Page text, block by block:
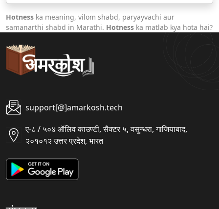
Hotness ka meaning, vilom shabd, paryayvachi aur
samanarthi shabd in Marathi. Hotness ka matlab kya hota hai?
support[@]amarkosh.tech
ए-८ / ५०४ ऑलिव काउण्टी, सैक्टर ५, वसुन्धरा, गाजियाबाद,
२०१०१२ उत्तर प्रदेश, भारत